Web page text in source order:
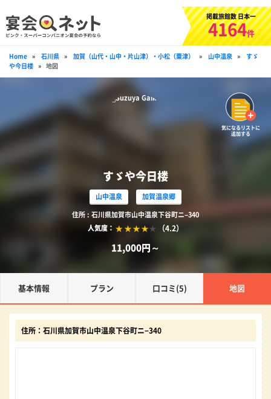
掲載旅館数 日本一
4164件
Home » 石川県 » 加賀（山代・山中・片山津）・小松（粟津） » 山中温泉 »
すゞ
や今日楼 » 地図
すゞや今日楼
山中温泉
加賀温泉郷
住所 : 石川県加賀市山中温泉下谷町ニ−340
人気度：
（4.2）
11,000円～
気になるリストに
追加する
基本情報 プラン 口コミ(5) 地図
住所：石川県加賀市山中温泉下谷町ニ−340